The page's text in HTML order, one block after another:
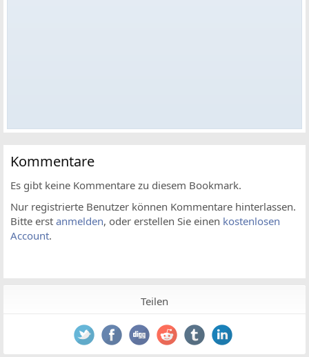
Kommentare
Es gibt keine Kommentare zu diesem Bookmark.
Nur registrierte Benutzer können Kommentare hinterlassen.
Bitte erst anmelden, oder erstellen Sie einen kostenlosen
Account.
Teilen